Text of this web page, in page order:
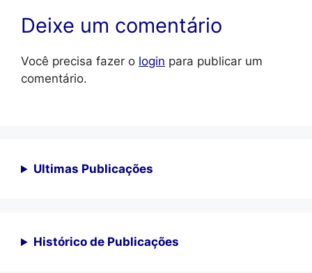
Deixe um comentário
Você precisa fazer o login para publicar um
comentário.
Ultimas Publicações
Histórico de Publicações